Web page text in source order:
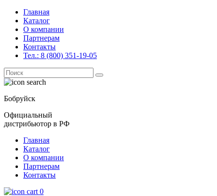
Главная
Каталог
О компании
Партнерам
Контакты
Тел.: 8 (800) 351-19-05
Поиск
for:
Бобруйск
Официальный
дистрибьютор в РФ
Главная
Каталог
О компании
Партнерам
Контакты
0